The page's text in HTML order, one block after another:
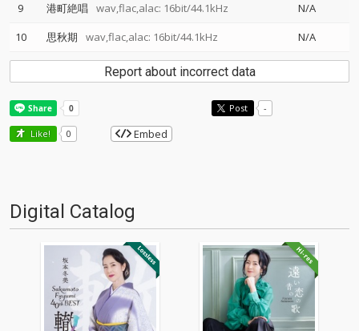
9 港町絶唱 wav,flac,alac: 16bit/44.1kHz
N/A
10
思秋期 wav,flac,alac: 16bit/44.1kHz N/A
Report about incorrect data
Post -
Like! 0 Embed
Digital Catalog